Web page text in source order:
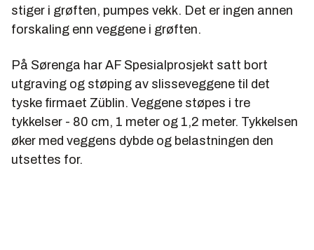
stiger i grøften, pumpes vekk. Det er ingen annen
forskaling enn veggene i grøften.
På Sørenga har AF Spesialprosjekt satt bort
utgraving og støping av slisseveggene til det
tyske firmaet Züblin. Veggene støpes i tre
tykkelser - 80 cm, 1 meter og 1,2 meter. Tykkelsen
øker med veggens dybde og belastningen den
utsettes for.